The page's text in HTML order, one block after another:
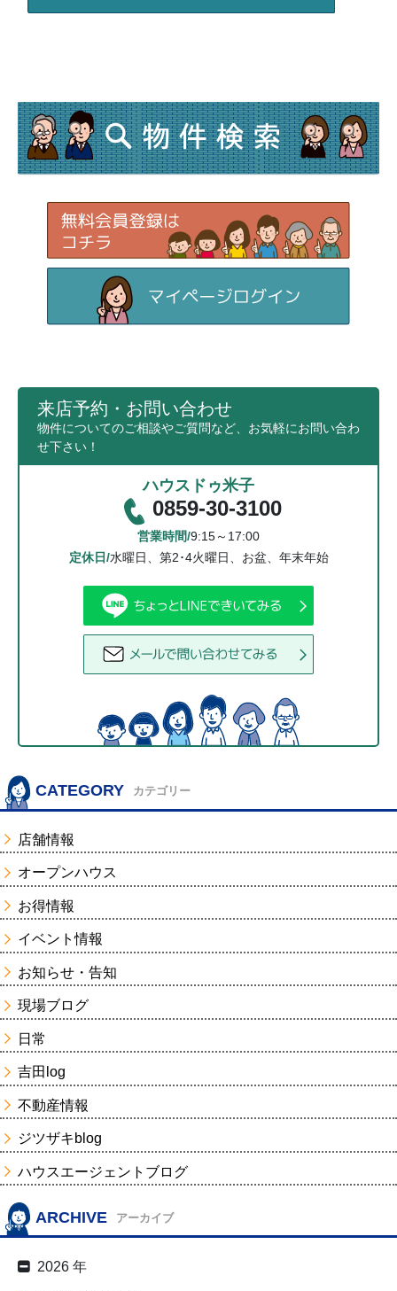
来店予約・お問い合わせ
物件についてのご相談やご質問など、お気軽にお問い合わ
せ下さい！
ハウスドゥ米子
0859-30-3100
営業時間/9:15～17:00
定休日/水曜日、第2･4火曜日、お盆、年末年始
CATEGORY カテゴリー
店舗情報
オープンハウス
お得情報
イベント情報
お知らせ・告知
現場ブログ
日常
吉田log
不動産情報
ジツザキblog
ハウスエージェントブログ
ARCHIVE アーカイブ
2026 年